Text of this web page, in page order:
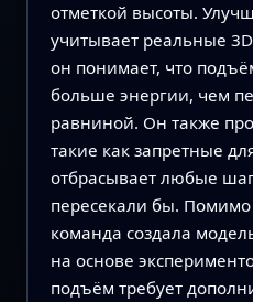
отметкой высоты.
учитывает реальные
он понимает, что
больше энергии, чем
равниной. Он также
такие как запретные
отбрасывает любые
пересекали бы. Помимо
команда создала
на основе
подъём требует